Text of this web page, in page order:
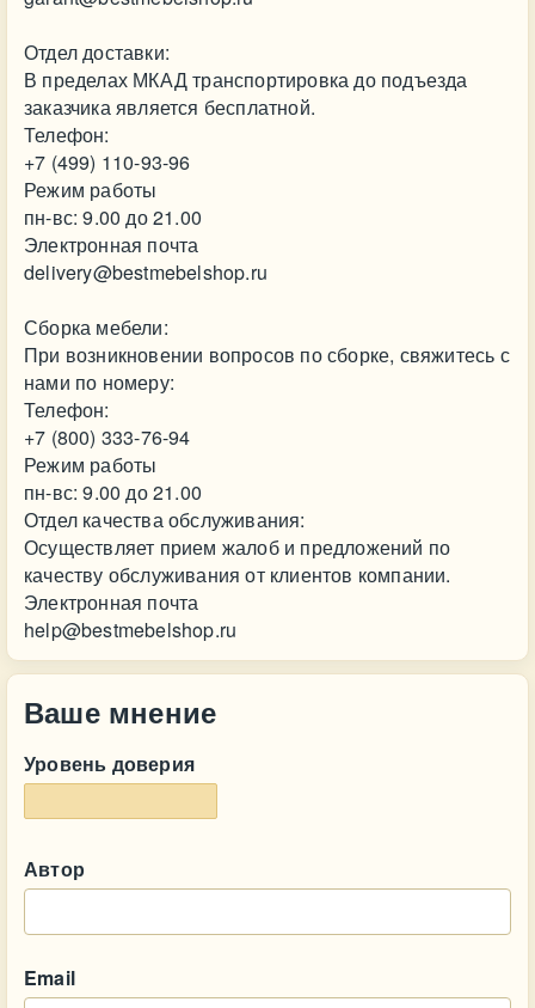
Отдел доставки:
В пределах МКАД транспортировка до подъезда
заказчика является бесплатной.
Телефон:
+7 (499) 110-93-96
Режим работы
пн-вс: 9.00 до 21.00
Электронная почта
delivery@bestmebelshop.ru
Сборка мебели:
При возникновении вопросов по сборке, свяжитесь с
нами по номеру:
Телефон:
+7 (800) 333-76-94
Режим работы
пн-вс: 9.00 до 21.00
Отдел качества обслуживания:
Осуществляет прием жалоб и предложений по
качеству обслуживания от клиентов компании.
Электронная почта
help@bestmebelshop.ru
Ваше мнение
Уровень доверия
Автор
Email